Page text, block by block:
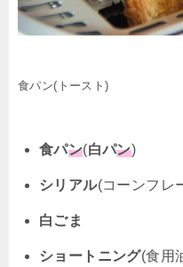
食パン(トースト)
食パン(白パン)
シリアル(コーンフレ
白ごま
ショートニング(食用